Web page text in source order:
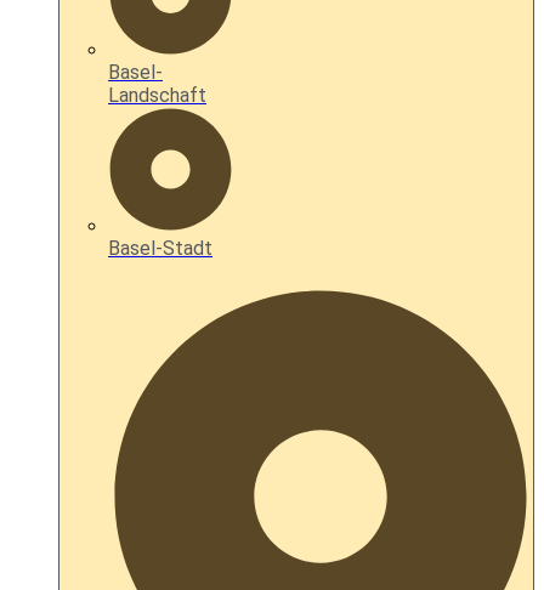
Basel-
Landschaft
Basel-Stadt